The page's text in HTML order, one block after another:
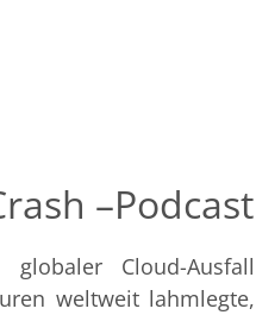
–Podcast
Cloud-Ausfall
weltweit lahmlegte,